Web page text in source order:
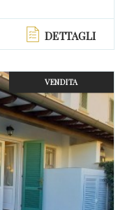
DETTAGLI
VENDITA